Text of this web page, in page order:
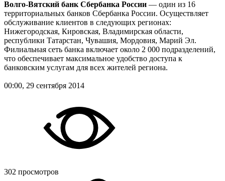
Волго-Вятский банк Сбербанка России — один из 16
территориальных банков Сбербанка России. Осуществляет
обслуживание клиентов в следующих регионах:
Нижегородская, Кировская, Владимирская области,
республики Татарстан, Чувашия, Мордовия, Марий Эл.
Филиальная сеть банка включает около 2 000 подразделений,
что обеспечивает максимальное удобство доступа к
банковским услугам для всех жителей региона.
00:00, 29 сентября 2014
302 просмотров